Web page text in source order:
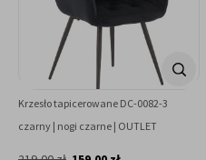
Krzesło tapicerowane DC-0082-3
czarny | nogi czarne | OUTLET